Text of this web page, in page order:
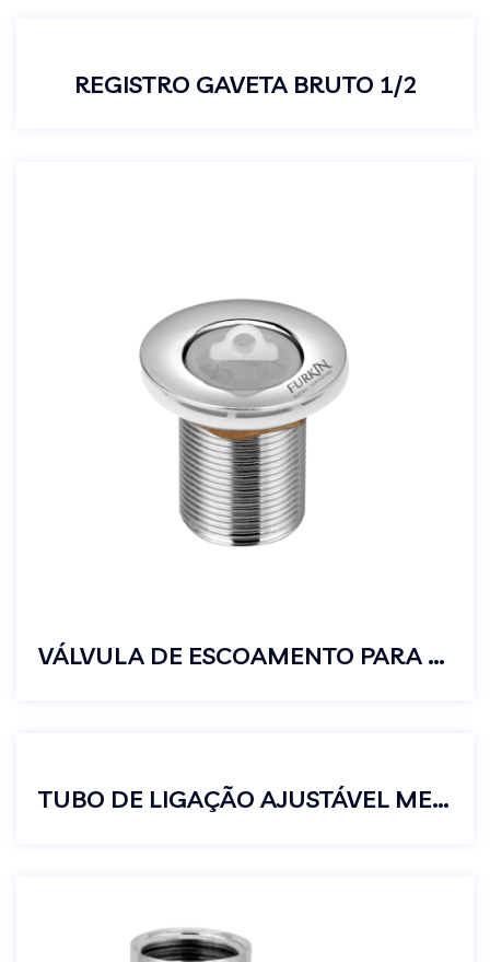
REGISTRO GAVETA BRUTO 1/2
VÁLVULA DE ESCOAMENTO PARA TANQUES S/ LADRÃO 1 1/4″
TUBO DE LIGAÇÃO AJUSTÁVEL METAL VASO SANITÁRIO BANHEIRO 25CM